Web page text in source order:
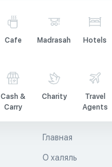
Cafe Madrasah Hotels
Cash &
Carry
Charity
Travel
Agents
Главная
О халяль